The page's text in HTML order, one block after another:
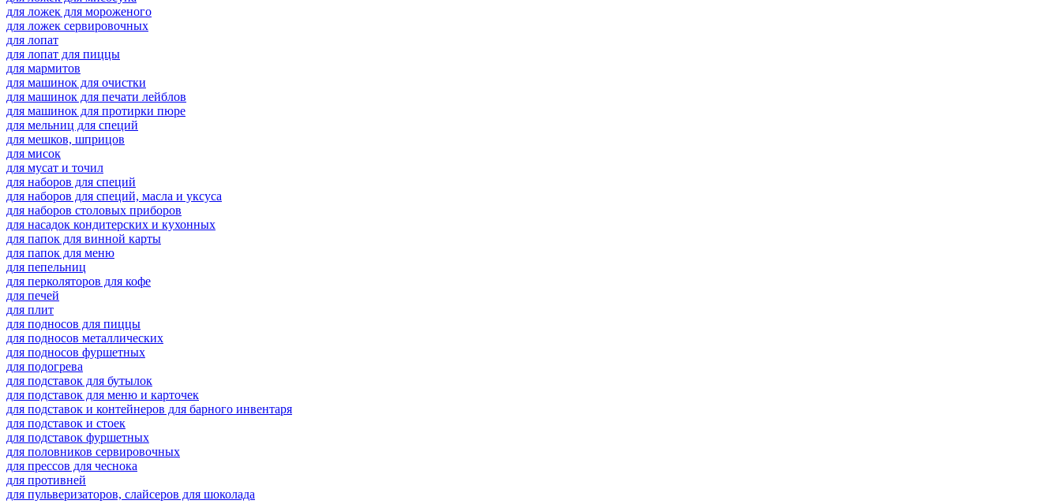
для ложек для мороженого
для ложек сервировочных
для лопат
для лопат для пиццы
для мармитов
для машинок для очистки
для машинок для печати лейблов
для машинок для протирки пюре
для мельниц для специй
для мешков, шприцов
для мисок
для мусат и точил
для наборов для специй
для наборов для специй, масла и уксуса
для наборов столовых приборов
для насадок кондитерских и кухонных
для папок для винной карты
для папок для меню
для пепельниц
для перколяторов для кофе
для печей
для плит
для подносов для пиццы
для подносов металлических
для подносов фуршетных
для подогрева
для подставок для бутылок
для подставок для меню и карточек
для подставок и контейнеров для барного инвентаря
для подставок и стоек
для подставок фуршетных
для половников сервировочных
для прессов для чеснока
для противней
для пульверизаторов, слайсеров для шоколада